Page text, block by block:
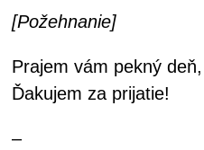
[Požehnanie]
Prajem vám pekný
Ďakujem za prijatie!
–